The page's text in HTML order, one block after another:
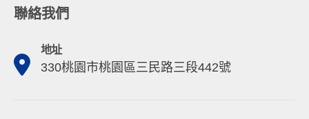
聯絡我們
地址
330桃園市桃園區三民路三段442號